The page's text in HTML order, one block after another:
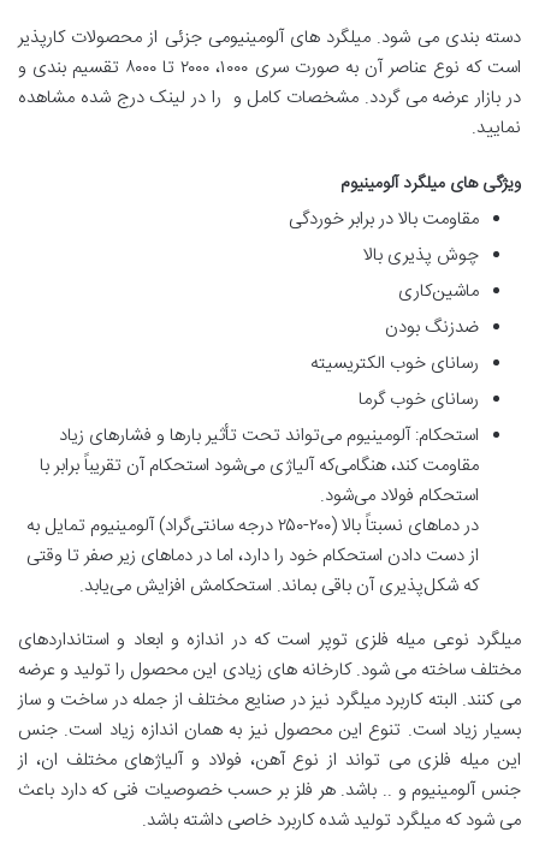
دسته بندی می شود. میلگرد های آلومینیومی جزئی از محصولات کارپذیر
است که نوع عناصر آن به صورت سری ۱۰۰۰، ۲۰۰۰ تا ۸۰۰۰ تقسیم بندی و
در بازار عرضه می گردد. مشخصات کامل و را در لینک درج شده مشاهده
نمایید.
ویژگی های میلگرد آلومینیوم
مقاومت بالا در برابر خوردگی
چوش پذیری بالا
ماشین‌کاری
ضدزنگ بودن
رسانای خوب الکتریسیته
رسانای خوب گرما
استحکام: آلومینیوم می‌تواند تحت تأثیر بارها و فشارهای زیاد
مقاومت کند، هنگامی‌که آلیاژی می‌شود استحکام آن تقریباً برابر با
استحکام فولاد می‌شود.
در دماهای نسبتاً بالا (۲۰۰-۲۵۰ درجه سانتی‌گراد) آلومینیوم تمایل به
از دست دادن استحکام خود را دارد، اما در دماهای زیر صفر تا وقتی
که شکل‌پذیری آن باقی بماند. استحکامش افزایش می‌یابد.
میلگرد نوعی میله فلزی توپر است که در اندازه و ابعاد و استانداردهای
مختلف ساخته می شود. کارخانه های زیادی این محصول را تولید و عرضه
می کنند. البته کاربرد میلگرد نیز در صنایع مختلف از جمله در ساخت و ساز
بسیار زیاد است. تنوع این محصول نیز به همان اندازه زیاد است. جنس
این میله فلزی می تواند از نوع آهن، فولاد و آلیاژهای مختلف ان، از
جنس آلومینیوم و .. باشد. هر فلز بر حسب خصوصیات فنی که دارد باعث
می شود که میلگرد تولید شده کاربرد خاصی داشته باشد.